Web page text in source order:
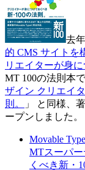
去
的 CMS サイトを
リエイターが身
MT 100の法則本
ザイン クリエイ
則。
」 と同様、
ープンしました。
Movable
MTスーパ
くべき新・